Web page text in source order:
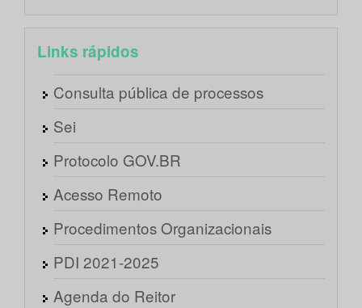
Links rápidos
Consulta pública de processos
Sei
Protocolo GOV.BR
Acesso Remoto
Procedimentos Organizacionais
PDI 2021-2025
Agenda do Reitor